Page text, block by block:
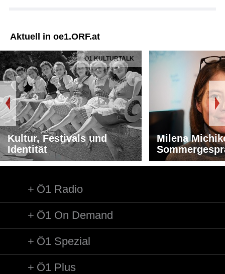
Aktuell in oe1.ORF.at
Ö1 KULTURTALK
Kultur, Festivals und
Identität
Milena
Ö1 Radio
Ö1 On Demand
Ö1 Spezial
Ö1 Plus